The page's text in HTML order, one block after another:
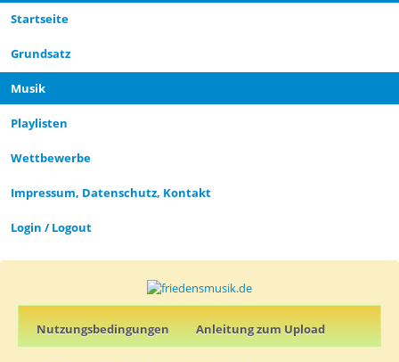
Startseite
Grund­satz­
Musik
Playlisten
Wettbewerbe
Impressum, Datenschutz, Kontakt
Login / Logout
Nutz­ungs­­­bedin­g­­ungen Anleitung zum Upload